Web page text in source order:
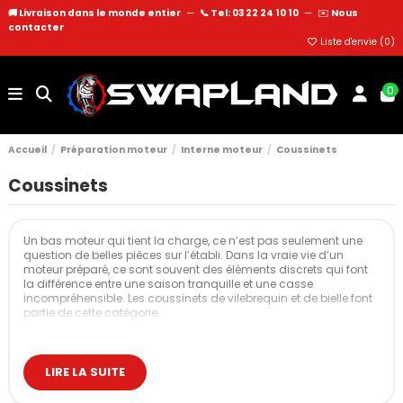
🚚 Livraison dans le monde entier — 📞 Tel: 03 22 24 10 10 — ✉️ Nous
contacter
Liste d'envie (0)
0
Accueil Préparation moteur Interne moteur Coussinets
Coussinets
Un bas moteur qui tient la charge, ce n’est pas seulement une
question de belles pièces sur l’établi. Dans la vraie vie d’un
moteur préparé, ce sont souvent des éléments discrets qui font
la différence entre une saison tranquille et une casse
incompréhensible. Les coussinets de vilebrequin et de bielle font
partie de cette catégorie.
encaisser les contraintes répétées quand on augmente la
puissance, le régime ou le temps passé en charge.
LIRE LA SUITE